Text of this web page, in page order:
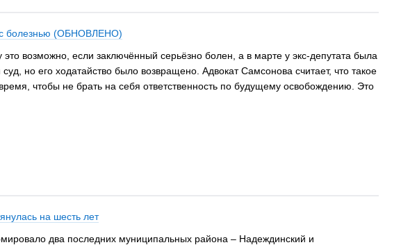
с болезнью (ОБНОВЛЕНО)
возможно, если заключённый серьёзно болен, а в марте у экс-депутата была
но его ходатайство было возвращено. Адвокат Самсонова считает, что такое
чтобы не брать на себя ответственность по будущему освобождению. Это
на шесть лет
два последних муниципальных района – Надеждинский и